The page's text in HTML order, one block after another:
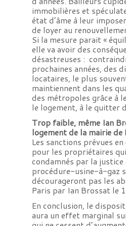
immobilières et
état d’âme à leur
de loyer au
Si la mesure parait «
elle va avoir des
désastreuses :
prochaines années, des
locataires, le plus
maintiennent dans les
des métropoles grâce à
le logement, à le quitter
Trop faible, même Ian
logement de la mairie de
Les sanctions prévues
pour les propriétaires
condamnés par la justice
procédure-usine-à-gaz
décourageront pas les
Paris par Ian Brossat le
En conclusion, le
aura un effet marginal